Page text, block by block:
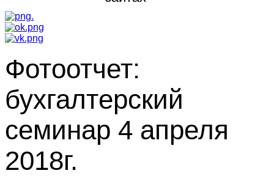
Фотоотчет:
бухгалтерский
семинар 4 апреля
2018г.